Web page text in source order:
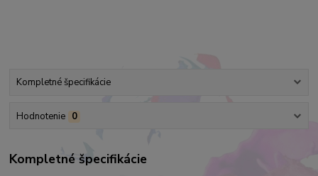
Kompletné špecifikácie
Hodnotenie 0
Kompletné špecifikácie